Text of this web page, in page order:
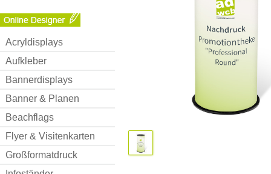
Acryldisplays
Aufkleber
Bannerdisplays
Banner & Planen
Beachflags
Flyer & Visitenkarten
Großformatdruck